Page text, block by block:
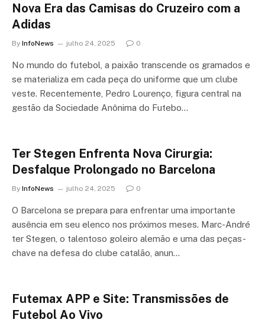
Nova Era das Camisas do Cruzeiro com a
Adidas
By InfoNews julho 24, 2025 0
No mundo do futebol, a paixão transcende os gramados e
se materializa em cada peça do uniforme que um clube
veste. Recentemente, Pedro Lourenço, figura central na
gestão da Sociedade Anônima do Futebo…
Ter Stegen Enfrenta Nova Cirurgia:
Desfalque Prolongado no Barcelona
By InfoNews julho 24, 2025 0
O Barcelona se prepara para enfrentar uma importante
ausência em seu elenco nos próximos meses. Marc-André
ter Stegen, o talentoso goleiro alemão e uma das peças-
chave na defesa do clube catalão, anun…
Futemax APP e Site: Transmissões de
Futebol Ao Vivo